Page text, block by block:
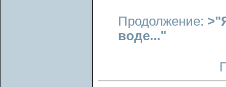
Продолжение:
воде..."